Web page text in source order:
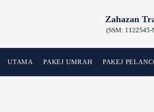
Zahazan
(SSM:
UTAMA PAKEJ UMRAH PAKEJ